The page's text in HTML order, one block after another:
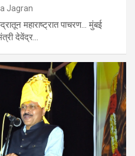
Jagran
महाराष्ट्रात पाचरण... मुंबई
देवेंद्र…